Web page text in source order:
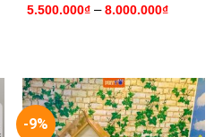
5.500.000₫ – 8.000.000₫Khoảng
-9%